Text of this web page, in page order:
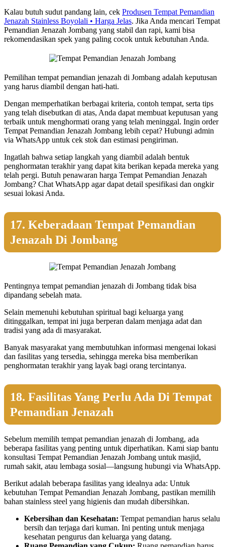
Kalau butuh sudut pandang lain, cek Produsen Tempat Pemandian
Jenazah Stainless Boyolali • Harga Jelas. Jika Anda mencari Tempat
Pemandian Jenazah Jombang yang stabil dan rapi, kami bisa
rekomendasikan spek yang paling cocok untuk kebutuhan Anda.
Pemilihan tempat pemandian jenazah di Jombang adalah keputusan
yang harus diambil dengan hati-hati.
Dengan memperhatikan berbagai kriteria, contoh tempat, serta tips
yang telah disebutkan di atas, Anda dapat membuat keputusan yang
terbaik untuk menghormati orang yang telah meninggal. Ingin order
Tempat Pemandian Jenazah Jombang lebih cepat? Hubungi admin
via WhatsApp untuk cek stok dan estimasi pengiriman.
Ingatlah bahwa setiap langkah yang diambil adalah bentuk
penghormatan terakhir yang dapat kita berikan kepada mereka yang
telah pergi. Butuh penawaran harga Tempat Pemandian Jenazah
Jombang? Chat WhatsApp agar dapat detail spesifikasi dan ongkir
sesuai lokasi Anda.
17. Keberadaan Tempat Pemandian
Jenazah Di Jombang
Pentingnya tempat pemandian jenazah di Jombang tidak bisa
dipandang sebelah mata.
Selain memenuhi kebutuhan spiritual bagi keluarga yang
ditinggalkan, tempat ini juga berperan dalam menjaga adat dan
tradisi yang ada di masyarakat.
Banyak masyarakat yang membutuhkan informasi mengenai lokasi
dan fasilitas yang tersedia, sehingga mereka bisa memberikan
penghormatan terakhir yang layak bagi orang tercintanya.
18. Fasilitas Yang Perlu Ada Di Tempat
Pemandian Jenazah
Sebelum memilih tempat pemandian jenazah di Jombang, ada
beberapa fasilitas yang penting untuk diperhatikan. Kami siap bantu
konsultasi Tempat Pemandian Jenazah Jombang untuk masjid,
rumah sakit, atau lembaga sosial—langsung hubungi via WhatsApp.
Berikut adalah beberapa fasilitas yang idealnya ada: Untuk
kebutuhan Tempat Pemandian Jenazah Jombang, pastikan memilih
bahan stainless steel yang higienis dan mudah dibersihkan.
Kebersihan dan Kesehatan: Tempat pemandian harus selalu
bersih dan terjaga dari kuman. Ini penting untuk menjaga
kesehatan pengurus dan keluarga yang datang.